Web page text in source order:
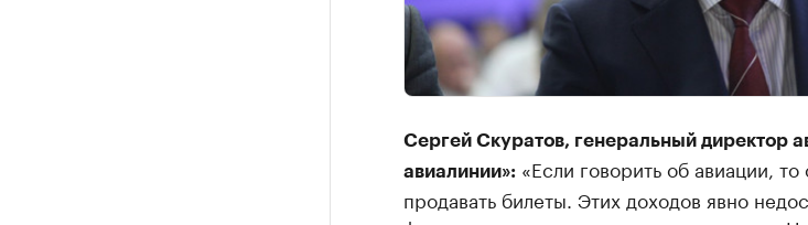
Сергей Скуратов, генеральный директор
авиалинии»:«Если говорить об авиации, то
продавать билеты. Этих доходов явно